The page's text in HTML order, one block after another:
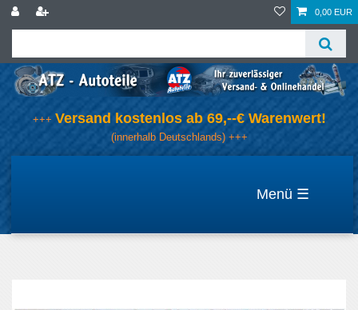
0,00 EUR
+++ Versand kostenlos ab 69,--€ Warenwert!
(innerhalb Deutschlands) +++
☰